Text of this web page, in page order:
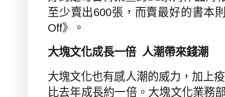
至少賣出600張，而賣最好的書本
Off》。
大塊文化成長一倍 人潮帶來錢潮
大塊文化也有感人潮的威力，加上
比去年成長約一倍。大塊文化業務